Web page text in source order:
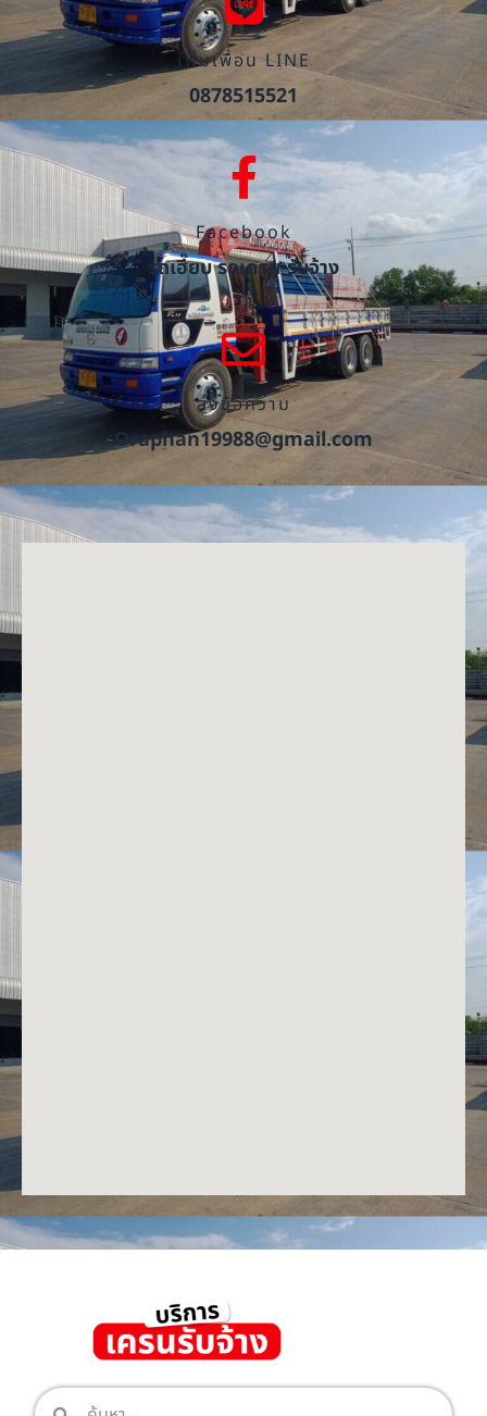
เพิ่มเพื่อน LINE
0878515521
Facebook
รถเฮี๊ยบ รถเครน รับจ้าง
ส่งข้อความ
Oraphan19988@gmail.com